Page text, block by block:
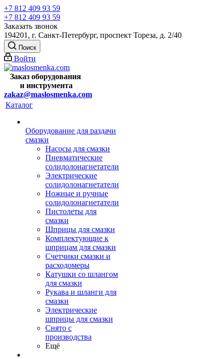
+7 812 409 93 59
+7 812 409 93 59
Заказать звонок
194201, г. Санкт-Петербург, проспект Тореза, д. 2/40
Поиск
Войти
Заказ оборудования
и инструмента
zakaz@maslosmenka.com
Каталог
Оборудование для раздачи
смазки
Насосы для смазки
Пневматические
солидолонагнетатели
Электрические
солидолонагнетатели
Ножные и ручные
солидолонагнетатели
Пистолеты для
смазки
Шприцы для смазки
Комплектующие к
шприцам для смазки
Счетчики смазки и
расходомеры
Катушки со шлангом
для смазки
Рукава и шланги для
смазки
Электрические
шприцы для смазки
Снято с
производства
Ещё